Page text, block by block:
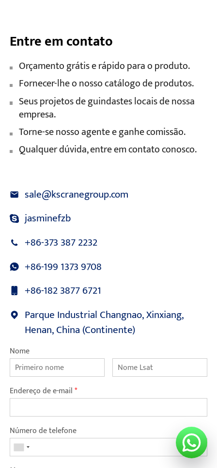
Entre em contato
Orçamento grátis e rápido para o produto.
Fornecer-lhe o nosso catálogo de produtos.
Seus projetos de guindastes locais de nossa
empresa.
Torne-se nosso agente e ganhe comissão.
Qualquer dúvida, entre em contato conosco.
sale@kscranegroup.com
jasminefzb
+86-373 387 2232
+86-199 1373 9708
+86-182 3877 6721
Parque Industrial Changnao, Xinxiang,
Henan, China (Continente)
Nome
Endereço de e-mail*
Número de telefone